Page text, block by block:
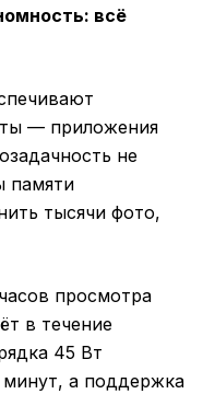
всё
— приложения
не
памяти
тысячи фото,
просмотра
в течение
45 Вт
минут, а поддержка